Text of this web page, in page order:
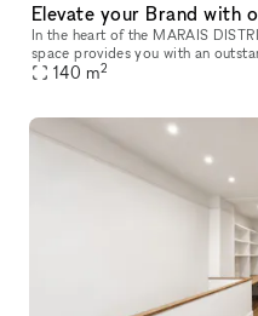
In the heart of the MARAIS
space provides you with an
ARCHITECTURE.
140 m2